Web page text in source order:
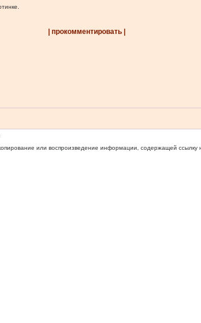
| прокомментировать |
или воспроизведение информации, содержащей ссылку